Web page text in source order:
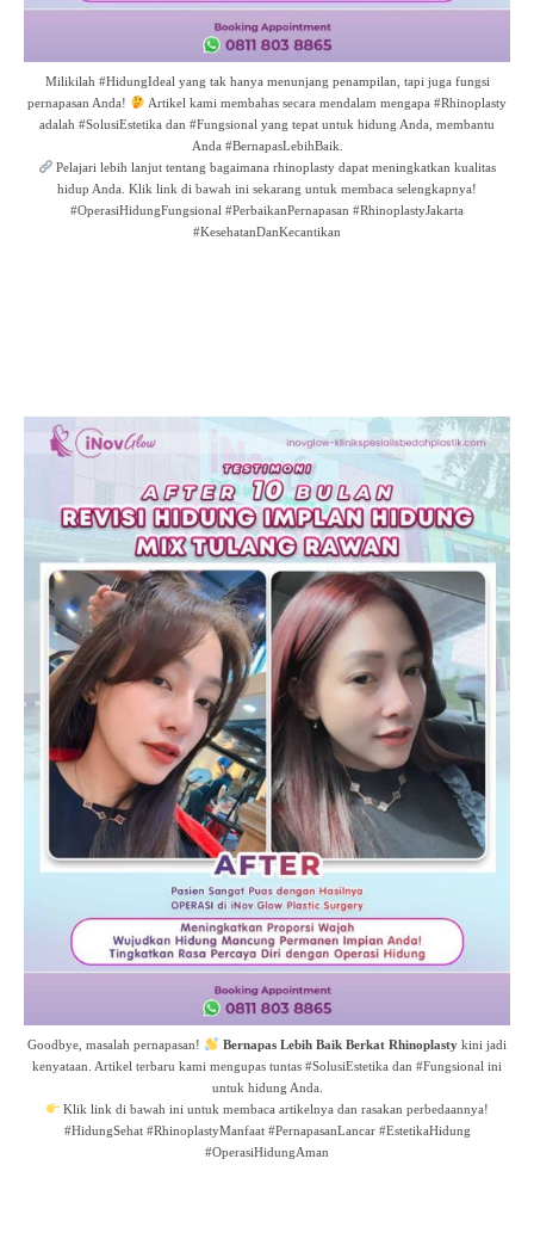
Milikilah #HidungIdeal yang tak hanya menunjang penampilan, tapi juga fungsi
pernapasan Anda!
Artikel kami membahas secara mendalam mengapa #Rhinoplasty
adalah #SolusiEstetika dan #Fungsional yang tepat untuk hidung Anda, membantu
Anda #BernapasLebihBaik.
Pelajari lebih lanjut tentang bagaimana rhinoplasty dapat meningkatkan kualitas
hidup Anda. Klik link di bawah ini sekarang untuk membaca selengkapnya!
#OperasiHidungFungsional #PerbaikanPernapasan #RhinoplastyJakarta
#KesehatanDanKecantikan
Goodbye, masalah pernapasan! Bernapas Lebih Baik Berkat Rhinoplastykini jadi
kenyataan. Artikel terbaru kami mengupas tuntas #SolusiEstetika dan #Fungsional ini
untuk hidung Anda.
Klik link di bawah ini untuk membaca artikelnya dan rasakan perbedaannya!
#HidungSehat #RhinoplastyManfaat #PernapasanLancar #EstetikaHidung
#OperasiHidungAman